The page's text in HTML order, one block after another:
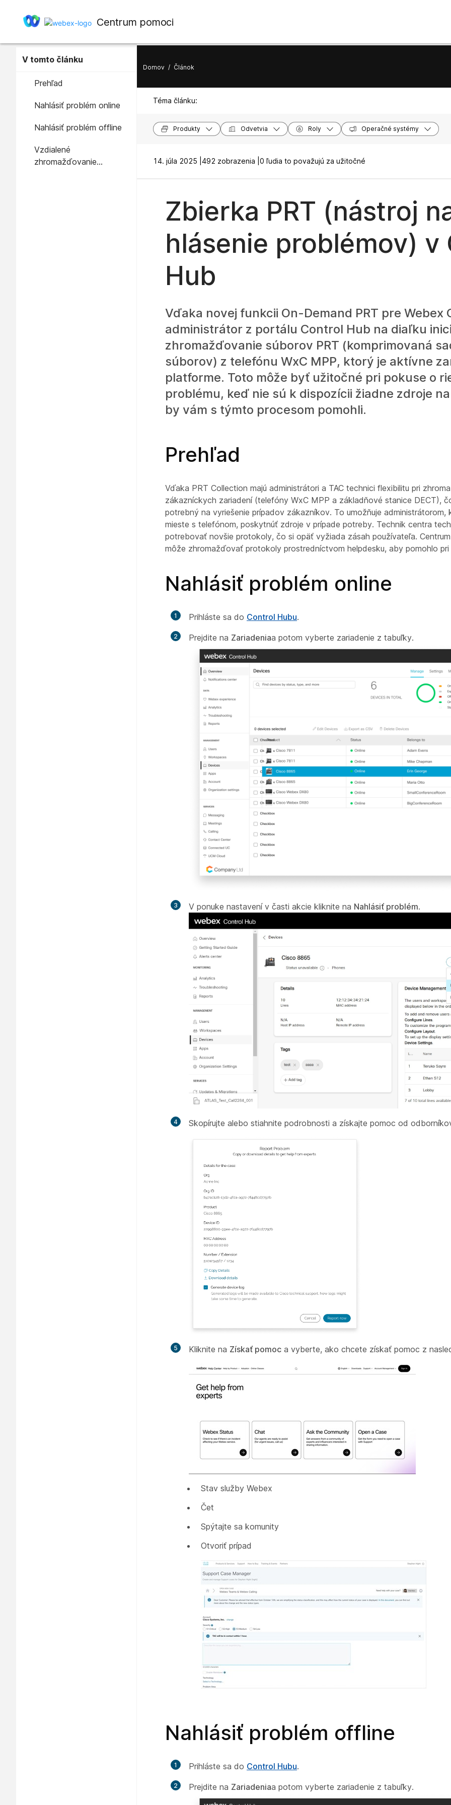
Centrum pomoci
V tomto článku
Prehľad
Nahlásiť problém online
Nahlásiť problém offline
Vzdialené
zhromažďovanie
Domov / Článok
Téma článku:
Produkty Odvetvia Roly Operačné systémy
14. júla 2025 | 492 zobrazenia | 0 ľudia to považujú za užitočné
Zbierka PRT (nástroj
hlásenie problémov) v
Hub
Vďaka novej funkcii On-Demand PRT pre Webex
administrátor z portálu Control Hub na diaľku
zhromažďovanie súborov PRT (komprimovaná
súborov) z telefónu WxC MPP, ktorý je aktívne
platforme. Toto môže byť užitočné pri pokuse o
problému, keď nie sú k dispozícii žiadne zdroje
by vám s týmto procesom pomohli.
Prehľad
Vďaka PRT Collection majú administrátori a TAC technici flexibilitu pri
zákazníckych zariadení (telefóny WxC MPP a základňové stanice DECT),
potrebný na vyriešenie prípadov zákazníkov. To umožňuje administrátorom,
mieste s telefónom, poskytnúť zdroje v prípade potreby. Technik centra
potrebovať novšie protokoly, čo si opäť vyžiada zásah používateľa.
môže zhromažďovať protokoly prostredníctvom helpdesku, aby pomohlo pri
Nahlásiť problém online
1 Prihláste sa do Control Hubu.
2 Prejdite na Zariadeniaa potom vyberte zariadenie z tabuľky.
3 V ponuke nastavení v časti akcie kliknite na Nahlásiť problém.
4 Skopírujte alebo stiahnite podrobnosti a získajte pomoc od
5 Kliknite na Získať pomoc a vyberte, ako chcete získať pomoc z
Stav služby Webex
Čet
Spýtajte sa komunity
Otvoriť prípad
Nahlásiť problém offline
1 Prihláste sa do Control Hubu.
2 Prejdite na Zariadeniaa potom vyberte zariadenie z tabuľky.